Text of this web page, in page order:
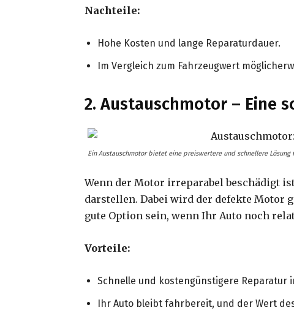
Nachteile:
Hohe Kosten und lange Reparaturdauer.
Im Vergleich zum Fahrzeugwert
2. Austauschmotor – Eine
Ein Austauschmotor bietet eine preiswertere und schnellere
Wenn der Motor irreparabel beschädigt
darstellen. Dabei wird der defekte Motor
gute Option sein, wenn Ihr Auto noch
Vorteile:
Schnelle und kostengünstigere Reparatur
Ihr Auto bleibt fahrbereit, und der Wert